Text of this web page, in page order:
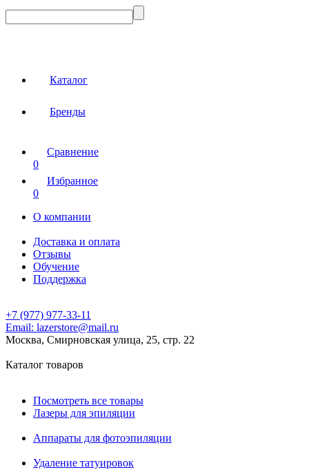
Каталог
Бренды
Сравнение
0
Избранное
0
О компании
Доставка и оплата
Отзывы
Обучение
Поддержка
+7 (977) 977-33-11
Email: lazerstore@mail.ru
Москва, Смирновская улица, 25, стр. 22
Каталог товаров
Посмотреть все товары
Лазеры для эпиляции
Аппараты для фотоэпиляции
Удаление татуировок